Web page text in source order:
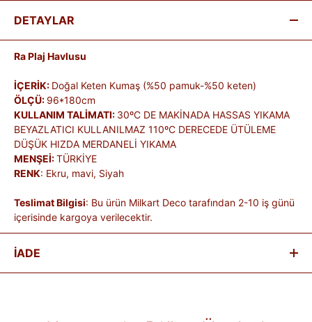
DETAYLAR
Ra Plaj Havlusu
İÇERİK: Doğal Keten Kumaş (%50 pamuk-%50 keten)
ÖLÇÜ: 96*180cm
KULLANIM TALİMATI: 30ºC DE MAKİNADA HASSAS YIKAMA
BEYAZLATICI KULLANILMAZ 110ºC DERECEDE ÜTÜLEME
DÜŞÜK HIZDA MERDANELİ YIKAMA
MENŞEİ:TÜRKİYE
RENK: Ekru, mavi, Siyah
Teslimat Bilgisi: Bu ürün Milkart Deco tarafından 2-10 iş günü
içerisinde kargoya verilecektir.
İADE